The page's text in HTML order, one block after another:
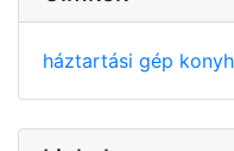
háztartási gép